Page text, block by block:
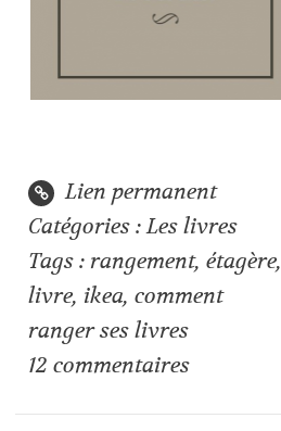
Lien permanent
Catégories :Les livres
Tags : rangement,étagère,
livre, ikea,comment
ranger ses livres
12 commentaires